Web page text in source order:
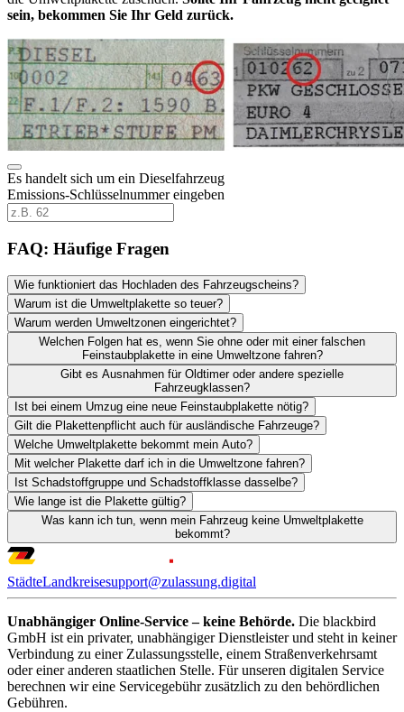
sein, bekommen Sie Ihr Geld zurück.
Es handelt sich um ein Dieselfahrzeug
Emissions-Schlüsselnummer eingeben
FAQ: Häufige Fragen
Wie funktioniert das Hochladen des Fahrzeugscheins?
Warum ist die Umweltplakette so teuer?
Warum werden Umweltzonen eingerichtet?
Welchen Folgen hat es, wenn Sie ohne oder mit einer falschen
Feinstaubplakette in eine Umweltzone fahren?
Gibt es Ausnahmen für Oldtimer oder andere spezielle
Fahrzeugklassen?
Ist bei einem Umzug eine neue Feinstaubplakette nötig?
Gilt die Plakettenpflicht auch für ausländische Fahrzeuge?
Welche Umweltplakette bekommt mein Auto?
Mit welcher Plakette darf ich in die Umweltzone fahren?
Ist Schadstoffgruppe und Schadstoffklasse dasselbe?
Wie lange ist die Plakette gültig?
Was kann ich tun, wenn mein Fahrzeug keine Umweltplakette
bekommt?
StädteLandkreisesupport@zulassung.digital
Unabhängiger Online-Service – keine Behörde. Die blackbird
GmbH ist ein privater, unabhängiger Dienstleister und steht in keiner
Verbindung zu einer Zulassungsstelle, einem Straßenverkehrsamt
oder einer anderen staatlichen Stelle. Für unseren digitalen Service
berechnen wir eine Servicegebühr zusätzlich zu den behördlichen
Gebühren.